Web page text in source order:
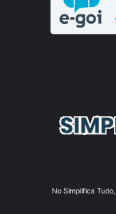
No Simplifica